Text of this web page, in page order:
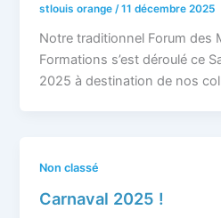
stlouis orange/11 décembre 2025
Notre traditionnel Forum des
Formations s’est déroulé ce
2025 à destination de nos
Non classé
Carnaval 2025 !